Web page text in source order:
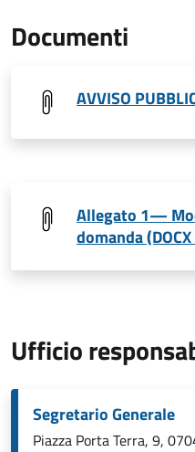
Documenti
AVVISO
Allegato 1—
domanda
Ufficio
Segretario Generale
Piazza Porta Terra, 9,